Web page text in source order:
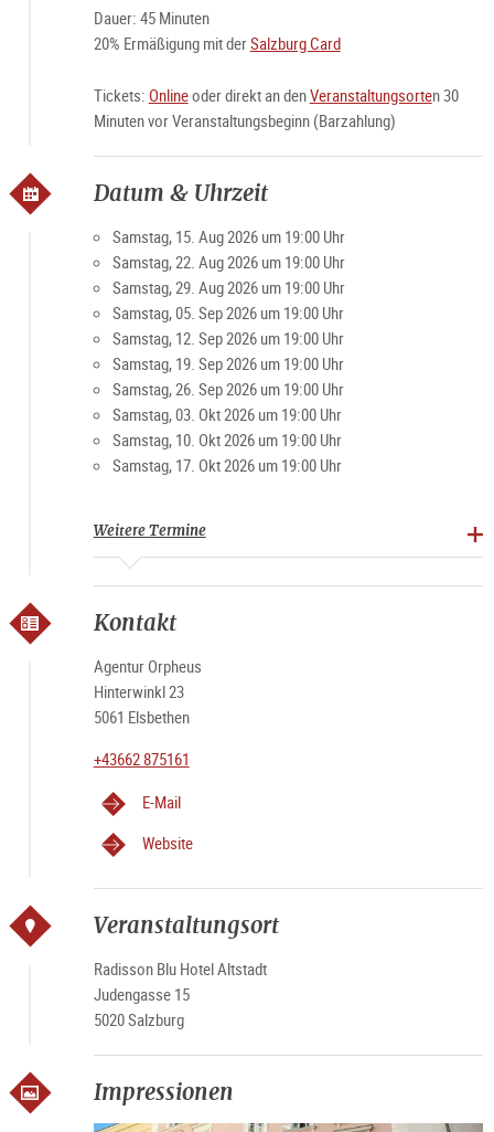
Dauer: 45 Minuten
20% Ermäßigung mit derSalzburg Card
Tickets: Onlineoder direkt an denVeranstaltungsorten 30
Minuten vor Veranstaltungsbeginn (Barzahlung)
Datum & Uhrzeit
Samstag, 15. Aug 2026 um 19:00 Uhr
Samstag, 22. Aug 2026 um 19:00 Uhr
Samstag, 29. Aug 2026 um 19:00 Uhr
Samstag, 05. Sep 2026 um 19:00 Uhr
Samstag, 12. Sep 2026 um 19:00 Uhr
Samstag, 19. Sep 2026 um 19:00 Uhr
Samstag, 26. Sep 2026 um 19:00 Uhr
Samstag, 03. Okt 2026 um 19:00 Uhr
Samstag, 10. Okt 2026 um 19:00 Uhr
Samstag, 17. Okt 2026 um 19:00 Uhr
Weitere Termine
Kontakt
Agentur Orpheus
Hinterwinkl 23
5061 Elsbethen
+43662 875161
E-Mail
Website
Veranstaltungsort
Radisson Blu Hotel Altstadt
Judengasse 15
5020 Salzburg
Impressionen